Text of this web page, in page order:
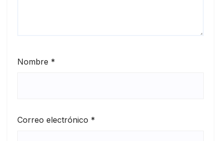
Nombre *
Correo electrónico *